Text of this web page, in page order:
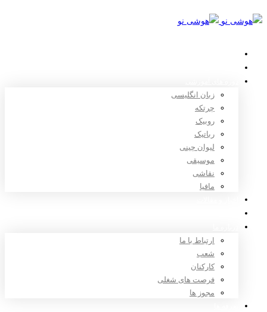
زبان انگلیسی
چرتکه
روبیک
رباتیک
لیوان چینی
موسیقی
نقاشی
مافیا
ارتباط با ما
شعب
کارکنان
فرصت های شغلی
مجوز ها